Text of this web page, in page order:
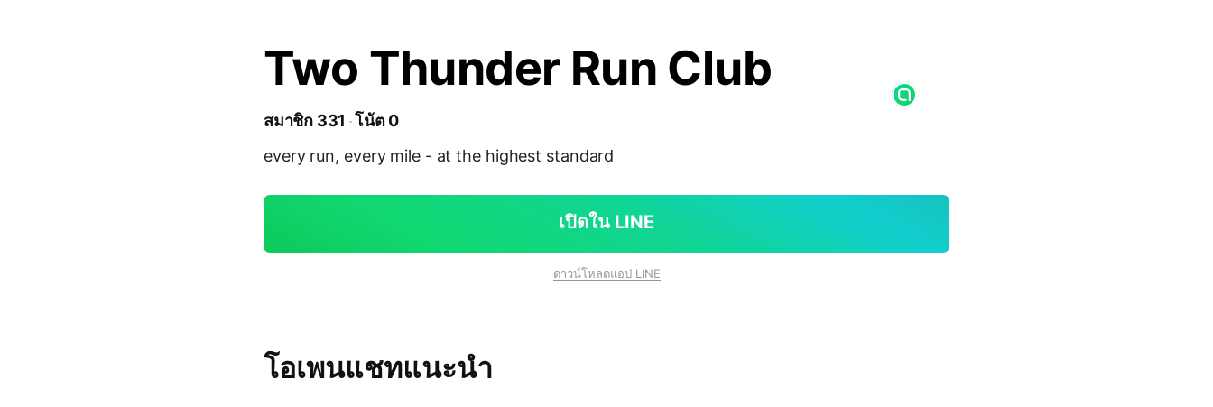
Two Thunder Run Club
สมาชิก 331 โน้ต 0
every run, every mile - at the highest standard
เปิดใน LINE
ดาวน์โหลดแอป LINE
โอเพนแชทแนะนำ